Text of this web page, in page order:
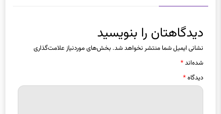
دیدگاهتان را بنویسید
نشانی ایمیل شما منتشر نخواهد شد. بخش‌های موردنیاز علامت‌گذاری
شده‌اند*
دیدگاه*